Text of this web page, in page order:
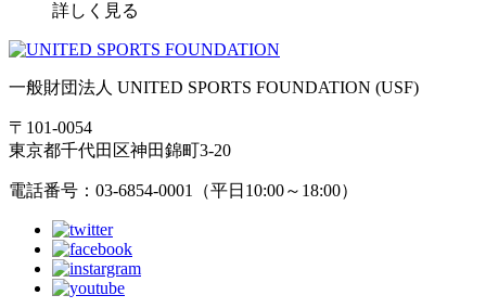
詳しく見る
一般財団法人 UNITED SPORTS FOUNDATION (USF)
〒101-0054
東京都千代田区神田錦町3-20
電話番号：03-6854-0001（平日10:00～18:00）